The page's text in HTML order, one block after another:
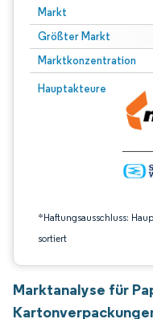
Markt
Größter Markt
Marktkonzentration
Hauptakteure
*Haftungsausschluss:
sortiert
Bild © Mordor Intelligence.
Marktanalyse für